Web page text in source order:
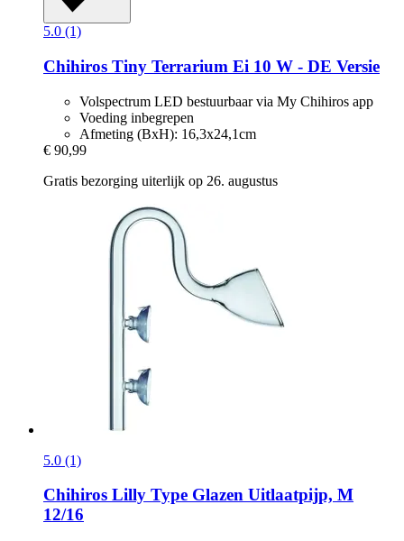
5.0 (1)
Chihiros Tiny Terrarium Ei 10 W -​ DE Versie
Volspectrum LED bestuurbaar via My Chihiros app
Voeding inbegrepen
Afmeting (BxH): 16,3x24,1cm
€ 90,99
Gratis bezorging uiterlijk op 26. augustus
5.0 (1)
Chihiros Lilly Type Glazen Uitlaatpijp, M
12/16